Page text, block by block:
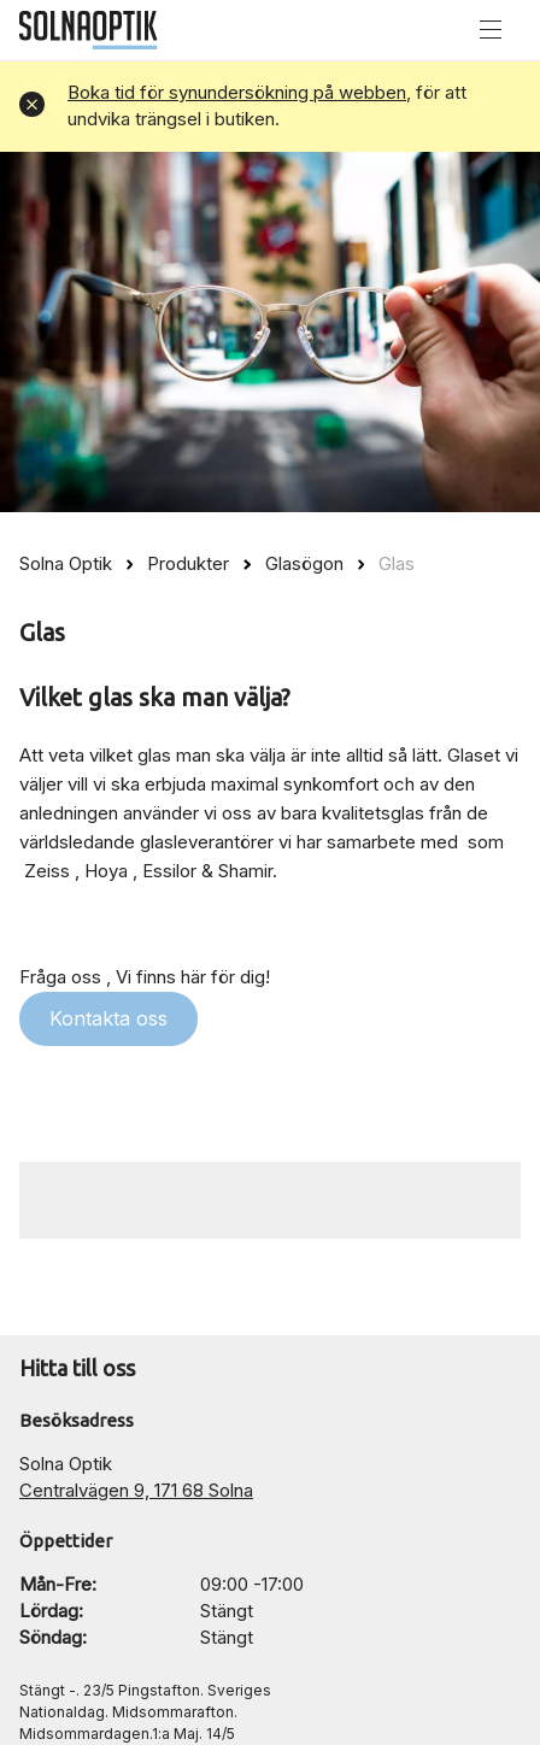
Boka tid för synundersökning på webben, för att
undvika trängsel i butiken.
Avvisa
Solna Optik Produkter Glasögon Glas
Glas
Vilket glas ska man välja?
Att veta vilket glas man ska välja är inte alltid så lätt. Glaset vi
väljer vill vi ska erbjuda maximal synkomfort och av den
anledningen använder vi oss av bara kvalitetsglas från de
världsledande glasleverantörer vi har samarbete med som
Zeiss , Hoya , Essilor & Shamir.
Fråga oss , Vi finns här för dig!
Kontakta oss
Hitta till oss
Besöksadress
Solna Optik
Centralvägen 9, 171 68 Solna
Öppettider
Mån-Fre:
09:00 -17:00
Lördag:
Stängt
Söndag:
Stängt
Stängt -. 23/5 Pingstafton. Sveriges
Nationaldag. Midsommarafton.
Midsommardagen.1:a Maj. 14/5